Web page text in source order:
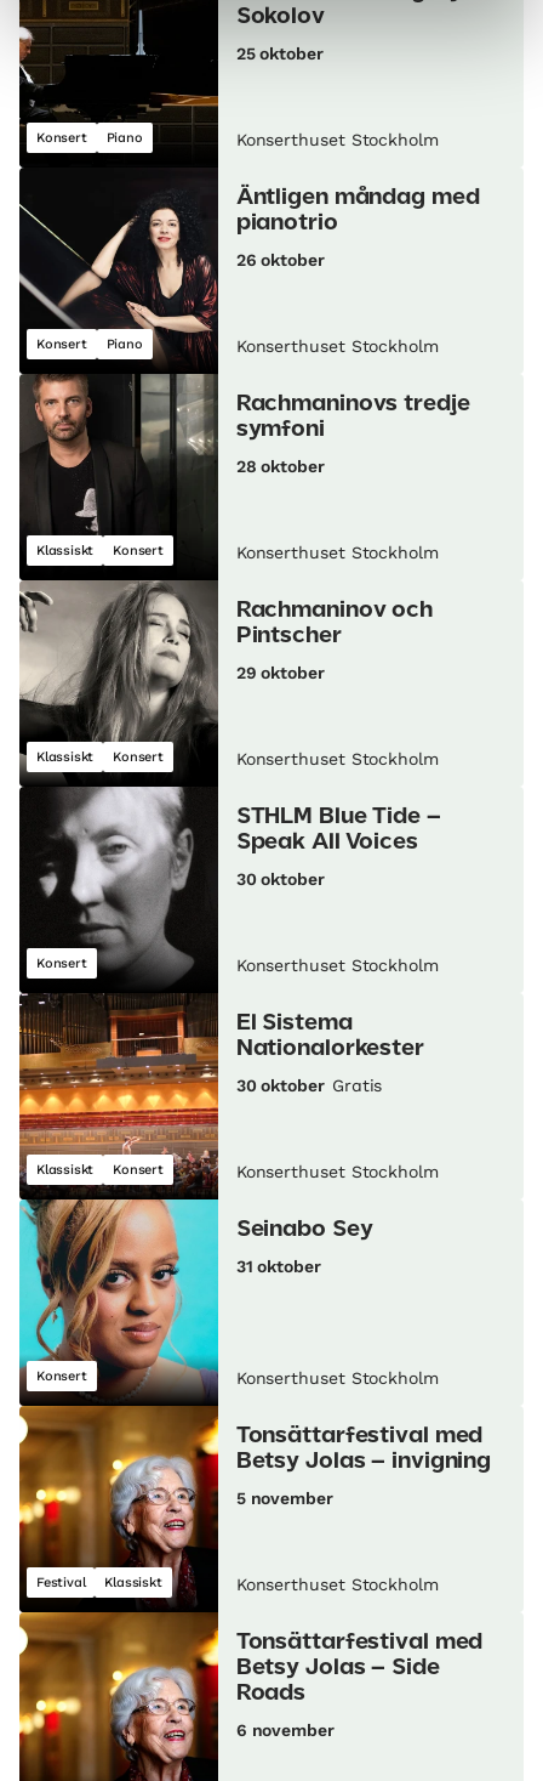
Konsert Piano
Sokolov
25 oktober
Konserthuset Stockholm
Konsert Piano
Äntligen måndag med
pianotrio
26 oktober
Konserthuset Stockholm
Klassiskt Konsert
Rachmaninovs tredje
symfoni
28 oktober
Konserthuset Stockholm
Klassiskt Konsert
Rachmaninov och
Pintscher
29 oktober
Konserthuset Stockholm
Konsert
STHLM Blue Tide –
Speak All Voices
30 oktober
Konserthuset Stockholm
Klassiskt Konsert
El Sistema
Nationalorkester
30 oktober Gratis
Konserthuset Stockholm
Konsert
Seinabo Sey
31 oktober
Konserthuset Stockholm
Festival Klassiskt
Tonsättarfestival med
Betsy Jolas – invigning
5 november
Konserthuset Stockholm
Tonsättarfestival med
Betsy Jolas – Side
Roads
6 november